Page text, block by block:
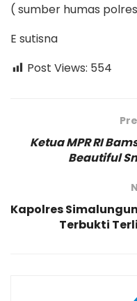
( sumber humas
E sutisna
Post Views: 554
Ketua MPR RI
Beautiful
Kapolres
Terbukti